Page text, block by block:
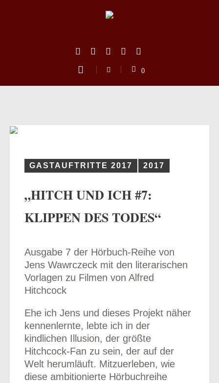
0
GASTAUFTRITTE 2017 2017
„HITCH UND ICH #7:
KLIPPEN DES TODES“
Ausgabe 7 der Hörbuch-Reihe von
Jens Wawrczeck mit den literarischen
Vorlagen zu Filmen von Alfred
Hitchcock
Ehe ich Jens und dieses Projekt näher
kennenlernte, lebte ich in der
kindlichen Illusion, der größte
Hitchcock-Fan zu sein, der auf der
Welt herumläuft. Mitzuerleben, wie
diese ambitionierte Hörbuchreihe